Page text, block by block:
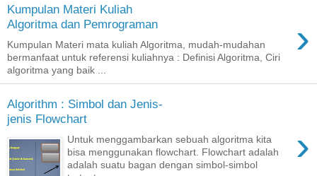
Kumpulan Materi Kuliah
Algoritma dan Pemrograman
›
Kumpulan Materi mata kuliah Algoritma, mudah-mudahan
bermanfaat untuk referensi kuliahnya : Definisi Algoritma, Ciri
algoritma yang baik ...
Algorithm : Simbol dan Jenis-
jenis Flowchart
›
Untuk menggambarkan sebuah algoritma kita
bisa menggunakan flowchart. Flowchart adalah
adalah suatu bagan dengan simbol-simbol